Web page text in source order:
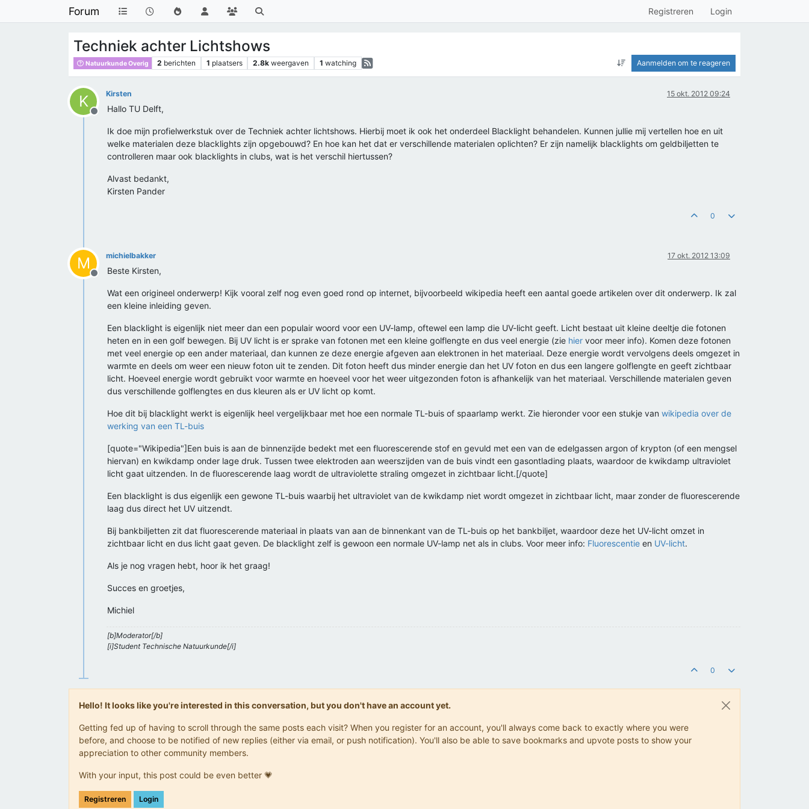
Forum Registreren Login
Techniek achter Lichtshows
Natuurkunde Overig 2 berichten 1 plaatsers 2.8k weergaven 1 watching Aanmelden om te reageren
K
Offline
Kirsten 15 okt. 2012 09:24
Hallo TU Delft,
Ik doe mijn profielwerkstuk over de Techniek achter lichtshows. Hierbij moet ik ook het onderdeel Blacklight behandelen. Kunnen jullie mij vertellen hoe en uit
welke materialen deze blacklights zijn opgebouwd? En hoe kan het dat er verschillende materialen oplichten? Er zijn namelijk blacklights om geldbiljetten te
controlleren maar ook blacklights in clubs, wat is het verschil hiertussen?
Alvast bedankt,
Kirsten Pander
0
M
Offline
michielbakker 17 okt. 2012 13:09
Beste Kirsten,
Wat een origineel onderwerp! Kijk vooral zelf nog even goed rond op internet, bijvoorbeeld wikipedia heeft een aantal goede artikelen over dit onderwerp. Ik zal
een kleine inleiding geven.
Een blacklight is eigenlijk niet meer dan een populair woord voor een UV-lamp, oftewel een lamp die UV-licht geeft. Licht bestaat uit kleine deeltje die fotonen
heten en in een golf bewegen. Bij UV licht is er sprake van fotonen met een kleine golflengte en dus veel energie (zie hier voor meer info). Komen deze fotonen
met veel energie op een ander materiaal, dan kunnen ze deze energie afgeven aan elektronen in het materiaal. Deze energie wordt vervolgens deels omgezet in
warmte en deels om weer een nieuw foton uit te zenden. Dit foton heeft dus minder energie dan het UV foton en dus een langere golflengte en geeft zichtbaar
licht. Hoeveel energie wordt gebruikt voor warmte en hoeveel voor het weer uitgezonden foton is afhankelijk van het materiaal. Verschillende materialen geven
dus verschillende golflengtes en dus kleuren als er UV licht op komt.
Hoe dit bij blacklight werkt is eigenlijk heel vergelijkbaar met hoe een normale TL-buis of spaarlamp werkt. Zie hieronder voor een stukje van wikipedia over de
werking van een TL-buis
[quote="Wikipedia"]Een buis is aan de binnenzijde bedekt met een fluorescerende stof en gevuld met een van de edelgassen argon of krypton (of een mengsel
hiervan) en kwikdamp onder lage druk. Tussen twee elektroden aan weerszijden van de buis vindt een gasontlading plaats, waardoor de kwikdamp ultraviolet
licht gaat uitzenden. In de fluorescerende laag wordt de ultraviolette straling omgezet in zichtbaar licht.[/quote]
Een blacklight is dus eigenlijk een gewone TL-buis waarbij het ultraviolet van de kwikdamp niet wordt omgezet in zichtbaar licht, maar zonder de fluorescerende
laag dus direct het UV uitzendt.
Bij bankbiljetten zit dat fluorescerende materiaal in plaats van aan de binnenkant van de TL-buis op het bankbiljet, waardoor deze het UV-licht omzet in
zichtbaar licht en dus licht gaat geven. De blacklight zelf is gewoon een normale UV-lamp net als in clubs. Voor meer info: Fluorescentie en UV-licht.
Als je nog vragen hebt, hoor ik het graag!
Succes en groetjes,
Michiel
[b]Moderator[/b]
[i]Student Technische Natuurkunde[/i]
0
Hello! It looks like you're interested in this conversation, but you don't have an account yet.
Getting fed up of having to scroll through the same posts each visit? When you register for an account, you'll always come back to exactly where you were
before, and choose to be notified of new replies (either via email, or push notification). You'll also be able to save bookmarks and upvote posts to show your
appreciation to other community members.
With your input, this post could be even better 💗
Registreren Login